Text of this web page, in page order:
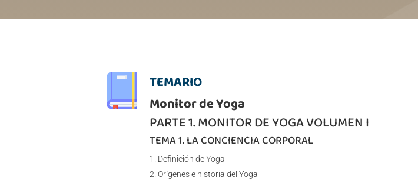
TEMARIO
Monitor de Yoga
PARTE 1. MONITOR DE YOGA VOLUMEN I
TEMA 1. LA CONCIENCIA CORPORAL
Definición de Yoga
Orígenes e historia del Yoga